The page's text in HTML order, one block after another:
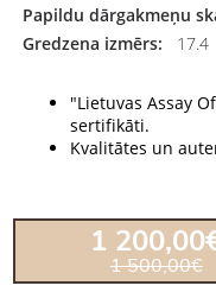
Papildu dārgakmeņu
Gredzena izmērs:
17.4
"Lietuvas Assay
sertifikāti.
Kvalitātes un
1
1 500,00€